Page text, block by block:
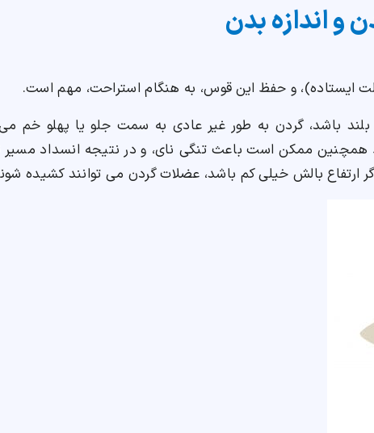
و اندازه بدن
ایستاده)، و حفظ این قوس، به هنگام استراحت، مهم است.
بلند باشد، گردن به طور غیر عادی به سمت جلو یا پهلو خم
ممکن است باعث تنگی نای، و در نتیجه انسداد
ارتفاع بالش خیلی کم باشد، عضلات گردن می توانند کشیده